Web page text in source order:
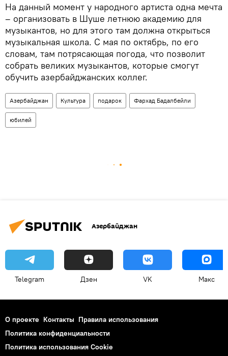
На данный момент у народного артиста одна мечта
– организовать в Шуше летнюю академию для
музыкантов, но для этого там должна открыться
музыкальная школа. С мая по октябрь, по его
словам, там потрясающая погода, что позволит
собрать великих музыкантов, которые смогут
обучить азербайджанских коллег.
Азербайджан Культура подарок Фархад Бадалбейли
юбилей
Азербайджан
Telegram Дзен VK Макс
О проекте Контакты Правила использования
Политика конфиденциальности
Политика использования Cookie